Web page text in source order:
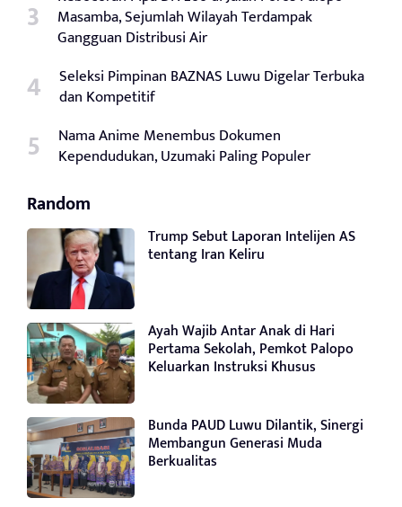
Masamba, Sejumlah Wilayah Terdampak
Gangguan Distribusi Air
Seleksi Pimpinan BAZNAS Luwu Digelar Terbuka
dan Kompetitif
Nama Anime Menembus Dokumen
Kependudukan, Uzumaki Paling Populer
Random
Trump Sebut Laporan Intelijen AS
tentang Iran Keliru
Ayah Wajib Antar Anak di Hari
Pertama Sekolah, Pemkot Palopo
Keluarkan Instruksi Khusus
Bunda PAUD Luwu Dilantik, Sinergi
Membangun Generasi Muda
Berkualitas